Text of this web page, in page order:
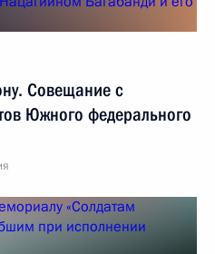
Совещание с
Южного федерального